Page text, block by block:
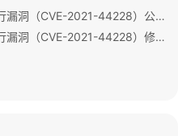
Apache Log4j2 远程代码执行漏洞（CVE-2021-44228）公告
Apache Log4j2 远程代码执行漏洞（CVE-2021-44228）修复指导